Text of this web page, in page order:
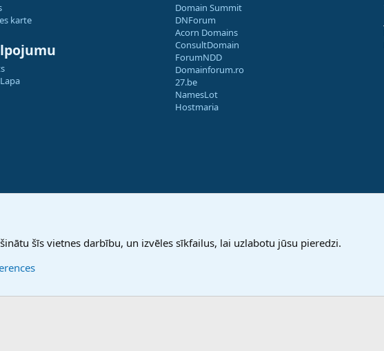
karte
Domain Summit
DNForum
Acorn Domains
ConsultDomain
ForumNDD
Domainforum.ro
27.be
NamesLot
Hostmaria
šīs vietnes darbību, un izvēles sīkfailus, lai uzlabotu jūsu pieredzi.